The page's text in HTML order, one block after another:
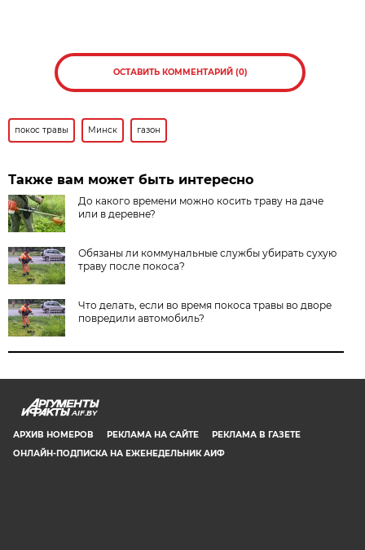
ОСТАВИТЬ КОММЕНТАРИЙ (0)
покос травы Минск газон
Также вам может быть интересно
До какого времени можно косить траву на даче
или в деревне?
Обязаны ли коммунальные службы убирать сухую
траву после покоса?
Что делать, если во время покоса травы во дворе
повредили автомобиль?
AIF.BY
АРХИВ НОМЕРОВ РЕКЛАМА НА САЙТЕ
РЕКЛАМА В ГАЗЕТЕ
ОНЛАЙН-ПОДПИСКА НА ЕЖЕНЕДЕЛЬНИК АИФ